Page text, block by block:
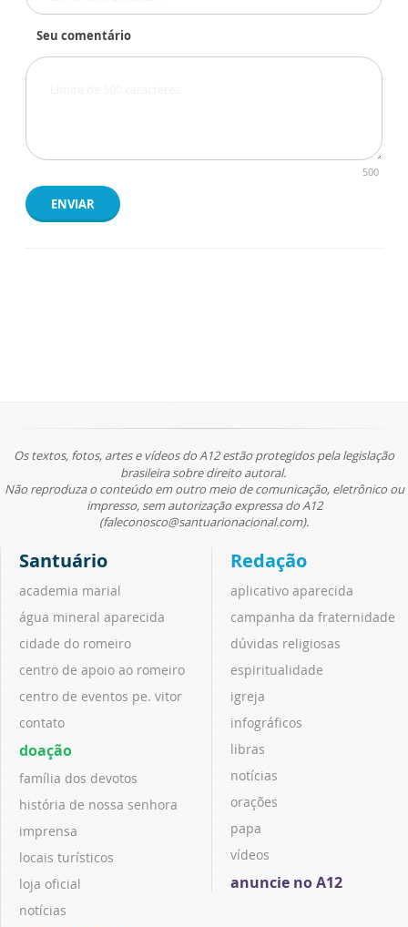
Seu comentário
500
ENVIAR
Os textos, fotos, artes e vídeos do A12 estão protegidos pela legislação
brasileira sobre direito autoral.
Não reproduza o conteúdo em outro meio de comunicação, eletrônico ou
impresso, sem autorização expressa do A12
(faleconosco@santuarionacional.com).
Santuário
academia marial
água mineral aparecida
cidade do romeiro
centro de apoio ao romeiro
centro de eventos pe. vitor
contato
doação
família dos devotos
história de nossa senhora
imprensa
locais turísticos
loja oficial
notícias
Redação
aplicativo aparecida
campanha da fraternidade
dúvidas religiosas
espiritualidade
igreja
infográficos
libras
notícias
orações
papa
vídeos
anuncie no A12